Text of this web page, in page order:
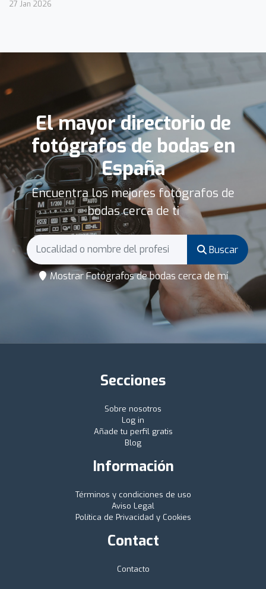
27 Jan 2026
El mayor directorio de
fotógrafos de bodas en
España
Encuentra los mejores fotógrafos de
bodas cerca de ti
Buscar
Mostrar Fotógrafos de bodas cerca de mí
Secciones
Sobre nosotros
Log in
Añade tu perfil gratis
Blog
Información
Términos y condiciones de uso
Aviso Legal
Política de Privacidad y Cookies
Contact
Contacto